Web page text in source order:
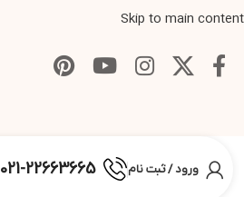
Skip to main content
ورود / ثبت نام 021-22663665